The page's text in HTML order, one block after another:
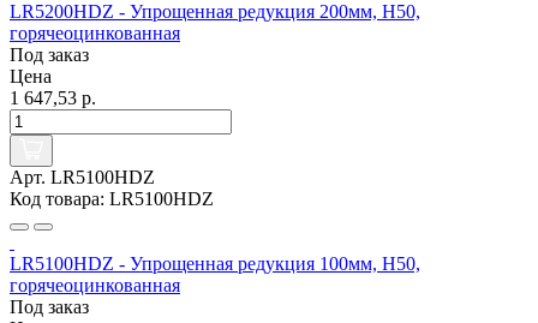
LR5200HDZ - Упрощенная редукция 200мм, Н50,
горячеоцинкованная
Под заказ
Цена
1 647,53 р.
Арт. LR5100HDZ
Код товара: LR5100HDZ
LR5100HDZ - Упрощенная редукция 100мм, Н50,
горячеоцинкованная
Под заказ